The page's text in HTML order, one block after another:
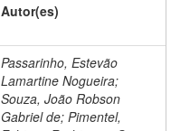
Autor(es)
Passarinho, Estevão
Lamartine Nogueira;
Souza, João Robson
Gabriel de; Pimentel,